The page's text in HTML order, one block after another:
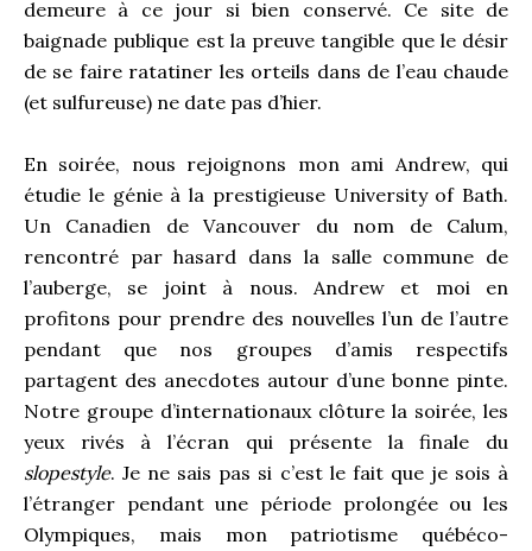
demeure à ce jour si bien conservé. Ce site de
baignade publique est la preuve tangible que le désir
de se faire ratatiner les orteils dans de l’eau chaude
(et sulfureuse) ne date pas d’hier.
En soirée, nous rejoignons mon ami Andrew, qui
étudie le génie à la prestigieuse University of Bath.
Un Canadien de Vancouver du nom de Calum,
rencontré par hasard dans la salle commune de
l’auberge, se joint à nous. Andrew et moi en
profitons pour prendre des nouvelles l’un de l’autre
pendant que nos groupes d’amis respectifs
partagent des anecdotes autour d’une bonne pinte.
Notre groupe d’internationaux clôture la soirée, les
yeux rivés à l’écran qui présente la finale du
slopestyle. Je ne sais pas si c’est le fait que je sois à
l’étranger pendant une période prolongée ou les
Olympiques, mais mon patriotisme québéco-